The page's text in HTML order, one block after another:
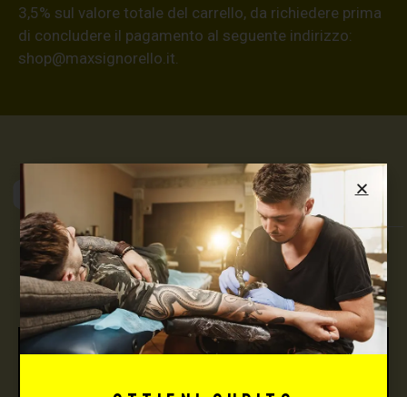
3,5% sul valore totale del carrello, da richiedere prima
di concludere il pagamento al seguente indirizzo:
shop@maxsignorello.it
Max Signorello
Tattoo Supply
TUTTO PER IL TUO
TATTOO STUDIO